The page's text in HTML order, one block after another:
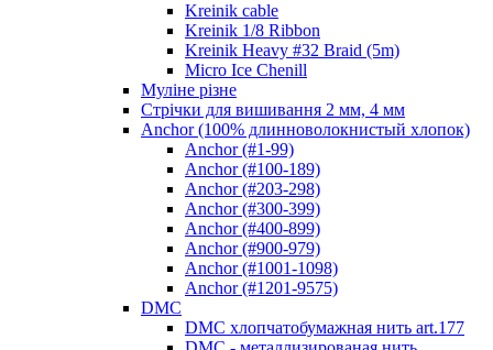
Kreinik cable
Kreinik 1/8 Ribbon
Kreinik Heavy #32 Braid (5m)
Micro Ice Chenill
Муліне різне
Стрічки для вишивання 2 мм, 4 мм
Anchor (100% длинноволокнистый хлопок)
Anchor (#1-99)
Anchor (#100-189)
Anchor (#203-298)
Anchor (#300-399)
Anchor (#400-899)
Anchor (#900-979)
Anchor (#1001-1098)
Anchor (#1201-9575)
DMC
DMC хлопчатобумажная нить art.177